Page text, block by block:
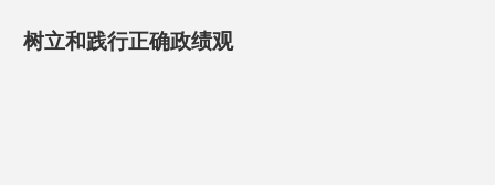
树立和践行正确政绩观